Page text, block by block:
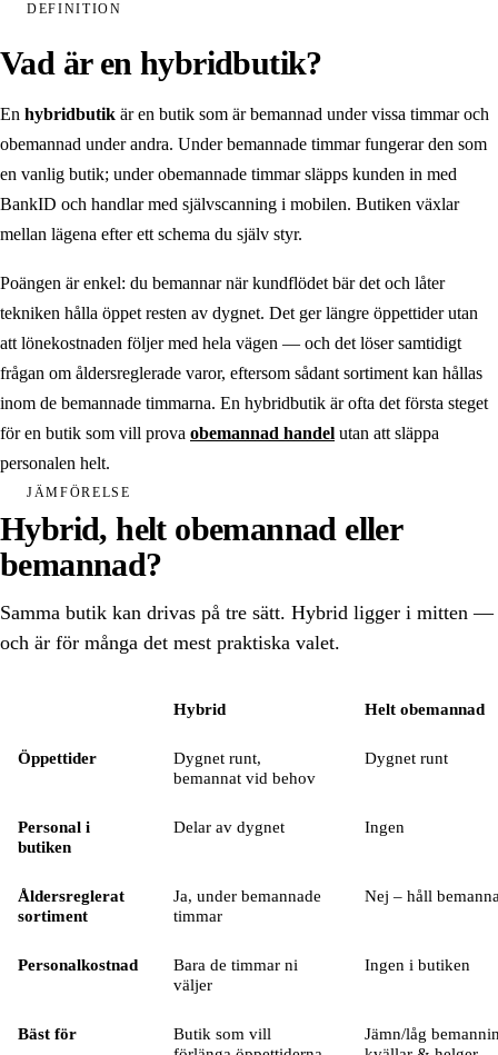
BankID som nyckel
Digital porttelefon
BRANSCHER
Butikskedjor
Gårdsbutik
Camping
Gym & träning
Padel
Föreningslokal
Tvättstuga
Priser
Kundcase
Partners
DEFINITION
Vad är en hybridbutik?
En hybridbutik är en butik som är bemannad under vissa timmar och
obemannad under andra. Under bemannade timmar fungerar den som
en vanlig butik; under obemannade timmar släpps kunden in med
BankID och handlar med självscanning i mobilen. Butiken växlar
mellan lägena efter ett schema du själv styr.
Poängen är enkel: du bemannar när kundflödet bär det och låter
tekniken hålla öppet resten av dygnet. Det ger längre öppettider utan
att lönekostnaden följer med hela vägen — och det löser samtidigt
frågan om åldersreglerade varor, eftersom sådant sortiment kan hållas
inom de bemannade timmarna. En hybridbutik är ofta det första steget
för en butik som vill prova obemannad handel utan att släppa
personalen helt.
JÄMFÖRELSE
Hybrid, helt obemannad eller
bemannad?
Samma butik kan drivas på tre sätt. Hybrid ligger i mitten —
och är för många det mest praktiska valet.
Hybrid Helt obemannad
Öppettider
Dygnet runt,
bemannat vid behov
Dygnet runt
Personal i
butiken
Delar av dygnet Ingen
Åldersreglerat
sortiment
Ja, under bemannade
timmar
Nej – håll
Personalkostnad
Bara de timmar ni
väljer
Ingen i butiken
Bäst för
Butik som vill
Jämn/låg